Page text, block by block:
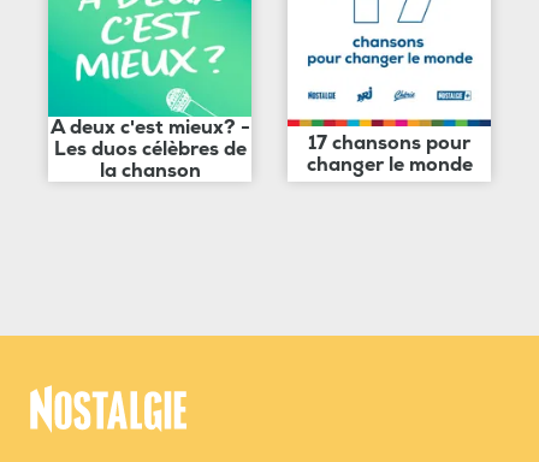
A deux c'est mieux? -
Les duos célèbres de
la chanson
17 chansons pour
changer le monde